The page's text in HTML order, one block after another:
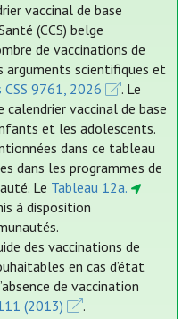
vaccinal de base
(CCS) belge
de vaccinations de
arguments scientifiques et
CSS 9761, 2026
. Le
vaccinal de base
et les adolescents.
dans ce tableau
dans les programmes de
Le Tableau 12a.
à disposition
des vaccinations de
en cas d’état
de vaccination
(2013)
.